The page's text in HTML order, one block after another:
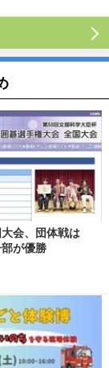
会、団体戦は
が優勝